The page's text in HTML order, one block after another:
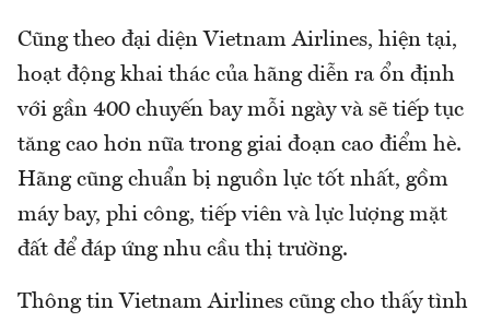
Cũng theo đại diện Vietnam Airlines, hiện tại,
hoạt động khai thác của hãng diễn ra ổn định
với gần 400 chuyến bay mỗi ngày và sẽ tiếp tục
tăng cao hơn nữa trong giai đoạn cao điểm hè.
Hãng cũng chuẩn bị nguồn lực tốt nhất, gồm
máy bay, phi công, tiếp viên và lực lượng mặt
đất để đáp ứng nhu cầu thị trường.
Thông tin Vietnam Airlines cũng cho thấy tình